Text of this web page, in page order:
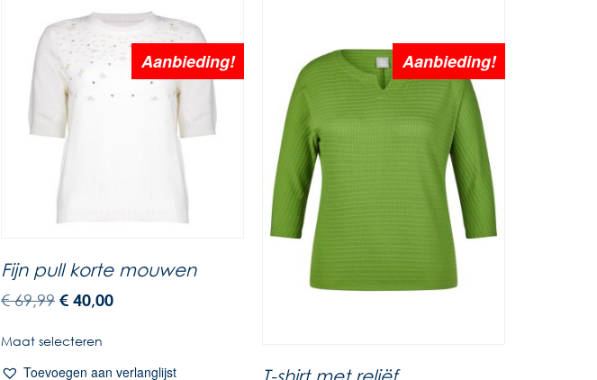
Aanbieding!
Fijn pull korte mouwen
€69,99 € 40,00
Maat selecteren
Toevoegen aan verlanglijst
Aanbieding!